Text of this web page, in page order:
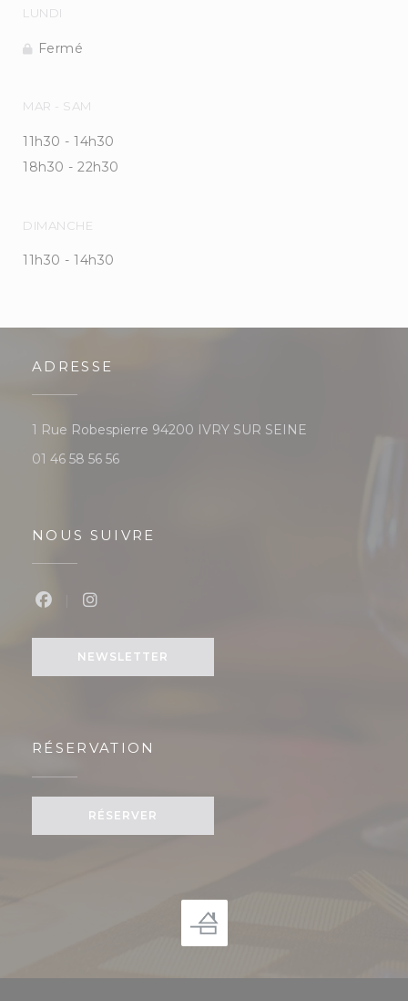
LUNDI
Fermé
MAR - SAM
11h30 - 14h30
18h30 - 22h30
DIMANCHE
11h30 - 14h30
ADRESSE
1 Rue Robespierre 94200 IVRY SUR SEINE
01 46 58 56 56
NOUS SUIVRE
NEWSLETTER
RÉSERVATION
RÉSERVER